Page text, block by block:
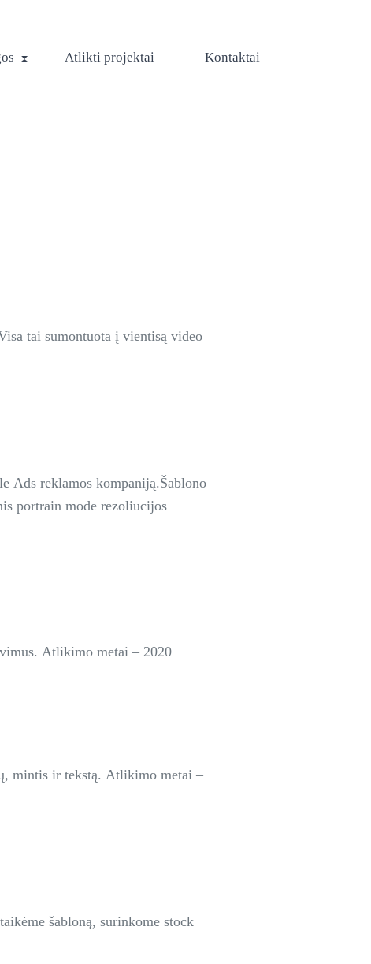
Atlikti projektai Kontaktai
tai sumontuota į vientisą video
Ads reklamos kompaniją.Šablono
portrain mode rezoliucijos
Atlikimo metai – 2020
mintis ir tekstą. Atlikimo metai –
šabloną, surinkome stock